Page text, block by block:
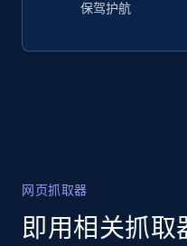
保驾护航
网页抓取器
即用相关抓取